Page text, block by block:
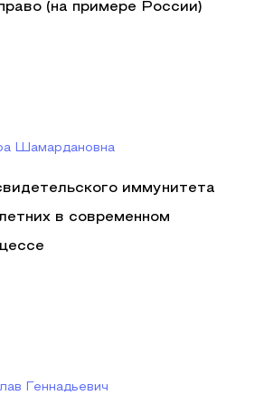
(на примере России)
Шамардановна
иммунитета
в современном
Геннадьевич